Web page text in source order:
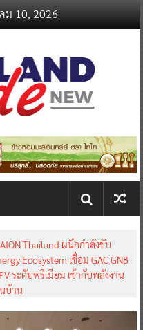
ม 10, 2026
AION Thailand ผนึกกำลังขับ
Ecosystem เชื่อม GAC GN8
ระดับพรีเมียม เข้ากับพลังงาน
บ้าน